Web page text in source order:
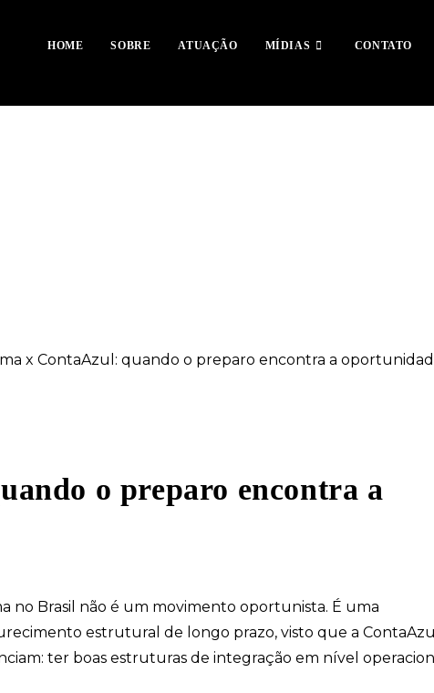
HOME SOBRE ATUAÇÃO MÍDIAS CONTATO
o preparo encontra a
no Brasil não é um movimento oportunista. É uma
estrutural de longo prazo, visto que a ContaAzul
ter boas estruturas de integração em nível